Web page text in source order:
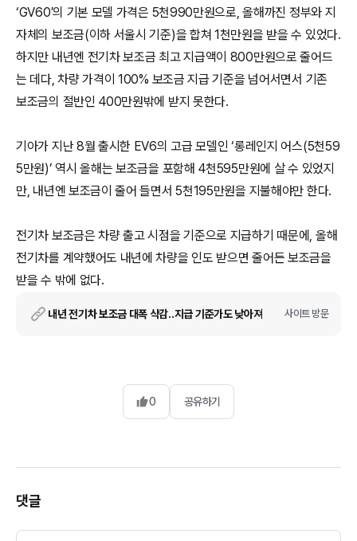
‘GV60′의 기본 모델 가격은 5천990만원으로, 올해까진 정부와 지
자체의 보조금(이하 서울시 기준)을 합쳐 1천만원을 받을 수 있었다.
하지만 내년엔 전기차 보조금 최고 지급액이 800만원으로 줄어드
는 데다, 차량 가격이 100% 보조금 지급 기준을 넘어서면서 기존
보조금의 절반인 400만원밖에 받지 못한다.
기아가 지난 8월 출시한 EV6의 고급 모델인 ‘롱레인지 어스(5천59
5만원)’ 역시 올해는 보조금을 포함해 4천595만원에 살 수 있었지
만, 내년엔 보조금이 줄어 들면서 5천195만원을 지불해야만 한다.
전기차 보조금은 차량 출고 시점을 기준으로 지급하기 때문에, 올해
전기차를 계약했어도 내년에 차량을 인도 받으면 줄어든 보조금을
받을 수 밖에 없다.
내년 전기차 보조금 대폭 삭감..지급 기준가도 낮아져 사이트 방문
0 공유하기
댓글